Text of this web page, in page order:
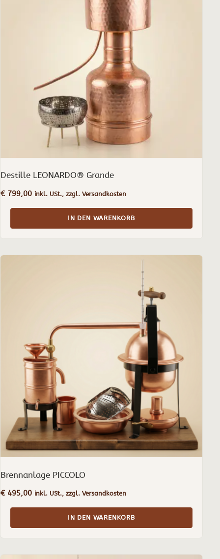
Destille LEONARDO® Grande
€799,00 inkl. USt., zzgl. Versandkosten
IN DEN WARENKORB
Brennanlage PICCOLO
€495,00 inkl. USt., zzgl. Versandkosten
IN DEN WARENKORB